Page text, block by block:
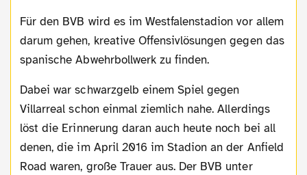
Für den BVB wird es im Westfalenstadion vor allem
darum gehen, kreative Offensivlösungen gegen das
spanische Abwehrbollwerk zu finden.
Dabei war schwarzgelb einem Spiel gegen
Villarreal schon einmal ziemlich nahe. Allerdings
löst die Erinnerung daran auch heute noch bei all
denen, die im April 2016 im Stadion an der Anfield
Road waren, große Trauer aus. Der BVB unter